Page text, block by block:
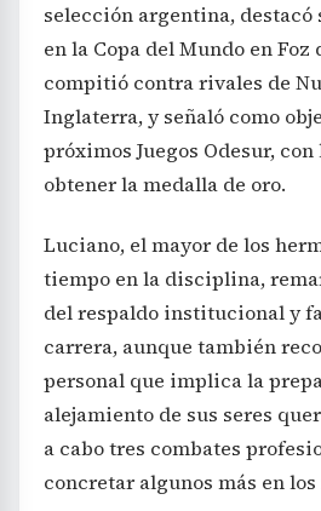
selección argentina,
en la Copa del Mundo en Foz
compitió contra rivales de
Inglaterra, y señaló como
próximos Juegos Odesur,
obtener la medalla de oro.
Luciano, el mayor de los
tiempo en la disciplina,
del respaldo institucional y
carrera, aunque también
personal que implica la
alejamiento de sus seres
a cabo tres combates
concretar algunos más en